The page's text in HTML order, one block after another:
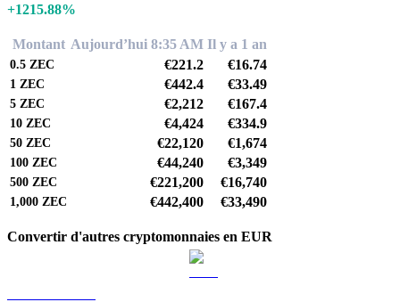
+1215.88%
Montant Aujourd’hui 8:35 AM Il y a 1 an
0.5 ZEC €221.2 €16.74
1 ZEC €442.4 €33.49
5 ZEC €2,212 €167.4
10 ZEC €4,424 €334.9
50 ZEC €22,120 €1,674
100 ZEC €44,240 €3,349
500 ZEC €221,200 €16,740
1,000 ZEC €442,400 €33,490
Convertir d'autres cryptomonnaies en EUR